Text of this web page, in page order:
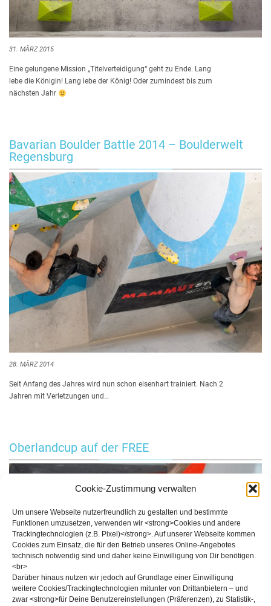
Cookie-Zustimmung verwalten
Um unsere Webseite nutzerfreundlich zu gestalten und bestimmte
Funktionen umzusetzen, verwenden wir <strong>Cookies und andere
Trackingtechnologien (z.B. Pixel)</strong>. Auf unserer Webseite kommen
Cookies zum Einsatz, die für den Betrieb unseres Online-Angebotes
technisch notwendig sind und daher keine Einwilligung von Dir benötigen.
<br>
Darüber hinaus nutzen wir jedoch auf Grundlage einer Einwilligung
weitere Cookies/Trackingtechnologien mitunter von Drittanbietern – und
zwar <strong>für Deine Benutzereinstellungen (Präferenzen), zu Statistik-,
31. MÄRZ 2015
Eine gelungene Mission „Titelverteidigung“ geht zu Ende. Lang
lebe die Königin! Lang lebe der König! Oder zumindest bis zum
nächsten Jahr
Bavarian Boulder Battle 2014 – Boulderwelt
Regensburg
28. MÄRZ 2014
Seit Anfang des Jahres wird nun schon eisenhart trainiert. Nach 2
Jahren mit Verletzungen und…
Oberlandcup auf der FREE